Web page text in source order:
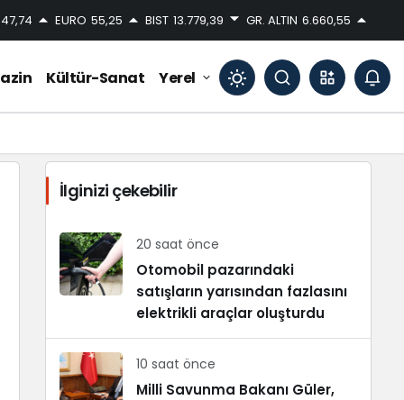
47,74 EURO 55,25 BIST 13.779,39 GR. ALTIN 6.660,55
Kültür-Sanat Yerel
Mod
değiştir
Gündüz modunu seçin.
Gece Modu
Gece modunu seçin.
Sistem Modu
Sistem modunu seçin.
İlginizi çekebilir
20 saat önce
Otomobil pazarındaki
satışların yarısından fazlasını
elektrikli araçlar oluşturdu
10 saat önce
Milli Savunma Bakanı Güler,